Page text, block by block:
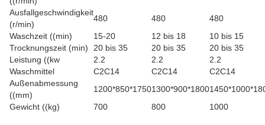
Ausfallgeschwindigkeit
(r/min)
480 480
480
Waschzeit ((min)
15-20 12 bis 18
10 bis 15
Trocknungszeit (min)
20 bis 35 20 bis 35
20 bis 35
Leistung ((kw
2.2 2.2
2.2
Waschmittel
C2C14 C2C14
C2C14
Außenabmessung
((mm)
1200*850*17501300*900*1800
Gewicht ((kg)
700 800 1000